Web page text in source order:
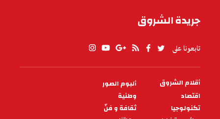
جريدة الشروق
تابعونا على
PIED
DE
PAGE
أقلام الشروق
ألبوم الصور
اقتصاد
وطنية
تكنولوجيا
ثقافة و فنّ